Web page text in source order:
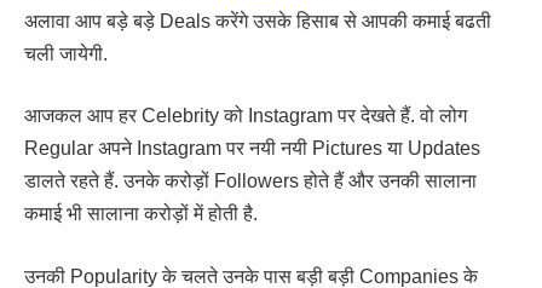
अलावा आप बड़े बड़े Deals करेंगे उसके हिसाब से आपकी कमाई बढती
चली जायेगी.
आजकल आप हर Celebrity को Instagram पर देखते हैं. वो लोग
Regular अपने Instagram पर नयी नयी Pictures या Updates
डालते रहते हैं. उनके करोड़ों Followers होते हैं और उनकी सालाना
कमाई भी सालाना करोड़ों में होती है.
उनकी Popularity के चलते उनके पास बड़ी बड़ी Companies के